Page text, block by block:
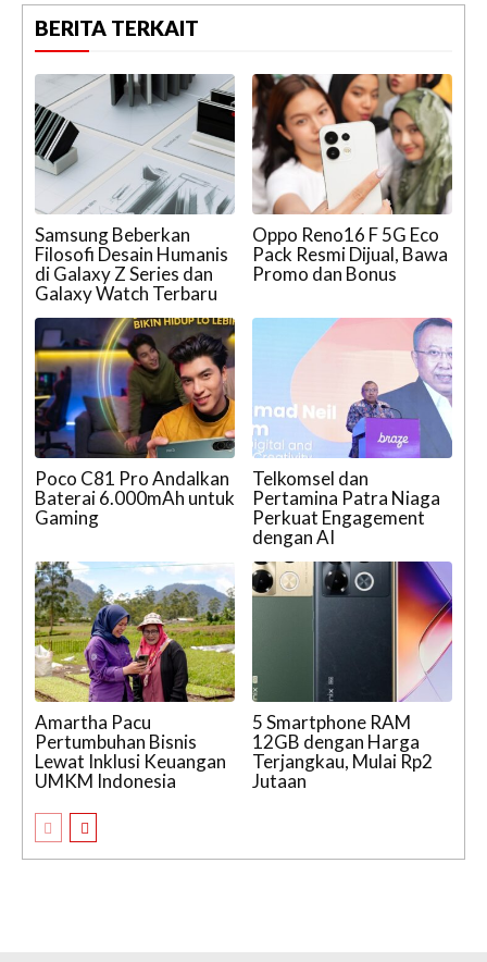
BERITA TERKAIT
Samsung Beberkan
Filosofi Desain Humanis
di Galaxy Z Series dan
Galaxy Watch Terbaru
Oppo Reno16 F 5G Eco
Pack Resmi Dijual, Bawa
Promo dan Bonus
Poco C81 Pro Andalkan
Baterai 6.000mAh untuk
Gaming
Telkomsel dan
Pertamina Patra Niaga
Perkuat Engagement
dengan AI
Amartha Pacu
Pertumbuhan Bisnis
Lewat Inklusi Keuangan
UMKM Indonesia
5 Smartphone RAM
12GB dengan Harga
Terjangkau, Mulai Rp2
Jutaan